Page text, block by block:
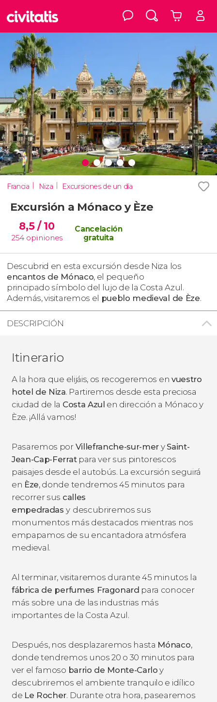
Francia Niza Excursiones de un día
Excursión a Mónaco y Èze
8,5/ 10
254 opiniones
Cancelación
gratuita
Descubrid en esta excursión desde Niza los
encantos de Mónaco, el pequeño
principado símbolo del lujo de la Costa Azul.
Además, visitaremos el pueblo medieval de Èze.
DESCRIPCIÓN
Itinerario
A la hora que elijáis, os recogeremos en vuestro
hotel de Niza. Partiremos desde esta preciosa
ciudad de la Costa Azul en dirección a Mónaco y
Èze. ¡Allá vamos!
Pasaremos por Villefranche-sur-mer y Saint-
Jean-Cap-Ferratpara ver sus pintorescos
paisajes desde el autobús. La excursión seguirá
en Èze, donde tendremos 45 minutos para
recorrer sus calles
empedradasy descubriremos sus
monumentos más destacados mientras nos
empapamos de su encantadora atmósfera
medieval.
Al terminar, visitaremos durante 45 minutos la
fábrica de perfumes Fragonard para conocer
más sobre una de las industrias más
importantes de la Costa Azul.
Después, nos desplazaremos hasta Mónaco,
donde tendremos unos 20 o 30 minutos para
ver el famoso barrio de Monte-Carlo y
descubriremos el ambiente tranquilo e idílico
de Le Rocher. Durante otra hora, pasearemos